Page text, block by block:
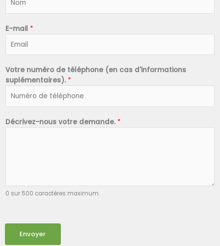
*
E-mail *
Votre numéro de téléphone (en cas d'informations
suplémentaires). *
Décrivez-nous votre demande. *
0 sur 500 caractères maximum.
Envoyer